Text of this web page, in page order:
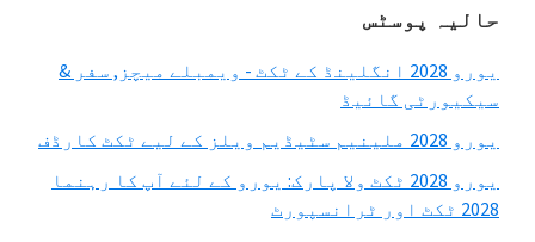
پرائمری
سائڈبار
حالیہ پوسٹس
یورو 2028 انگلینڈ کے ٹکٹ - ویمبلے میچز, سفر &
سیکیورٹی گائیڈ
یورو 2028 ملینیم سٹیڈیم ویلز کے لیے ٹکٹ کارڈف
یورو 2028 ٹکٹ ولا پارک: یورو کے لئے آپ کا رہنما
2028 ٹکٹ اور ٹرانسپورٹ